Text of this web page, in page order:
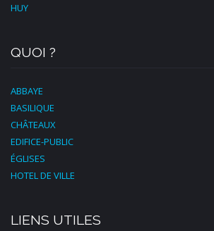
HUY
QUOI ?
ABBAYE
BASILIQUE
CHÂTEAUX
EDIFICE-PUBLIC
ÉGLISES
HOTEL DE VILLE
LIENS UTILES